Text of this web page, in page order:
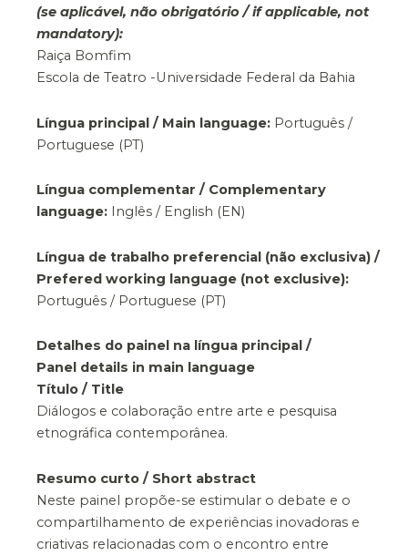
(se aplicável, não obrigatório / if applicable, not
mandatory):
Raiça Bomfim
Escola de Teatro -Universidade Federal da Bahia
Língua principal / Main language:Português /
Portuguese (PT)
Língua complementar / Complementary
language:Inglês / English (EN)
Língua de trabalho preferencial (não exclusiva) /
Prefered working language (not exclusive):
Português / Portuguese (PT)
Detalhes do painel na língua principal /
Panel details in main language
Título / Title
Diálogos e colaboração entre arte e pesquisa
etnográfica contemporânea.
Resumo curto / Short abstract
Neste painel propõe-se estimular o debate e o
compartilhamento de experiências inovadoras e
criativas relacionadas com o encontro entre